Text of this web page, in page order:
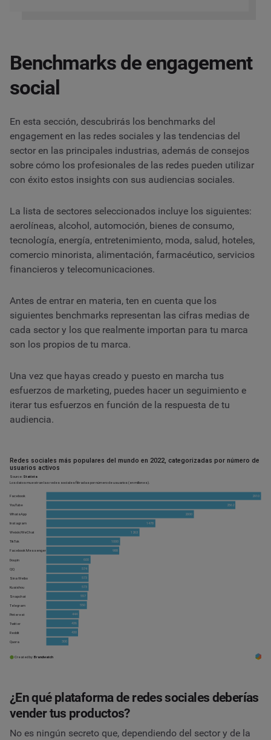
Benchmarks de engagement
social
En esta sección, descubrirás los benchmarks del
engagement en las redes sociales y las tendencias del
sector en las principales industrias, además de consejos
sobre cómo los profesionales de las redes pueden utilizar
con éxito estos insights con sus audiencias sociales.
La lista de sectores seleccionados incluye los siguientes:
aerolíneas, alcohol, automoción, bienes de consumo,
tecnología, energía, entretenimiento, moda, salud, hoteles,
comercio minorista, alimentación, farmacéutico, servicios
financieros y telecomunicaciones.
Antes de entrar en materia, ten en cuenta que los
siguientes benchmarks representan las cifras medias de
cada sector y los que realmente importan para tu marca
son los propios de tu marca.
Una vez que hayas creado y puesto en marcha tus
esfuerzos de marketing, puedes hacer un seguimiento e
iterar tus esfuerzos en función de la respuesta de tu
audiencia.
¿En qué plataforma de redes sociales deberías
vender tus productos?
No es ningún secreto que, dependiendo del sector y de la